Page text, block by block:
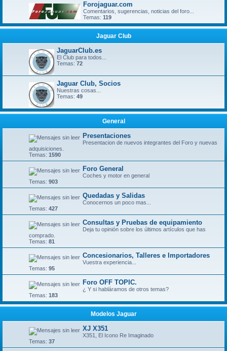
Forojaguar.com
Comentarios, sugerencias, noticias del foro...
Temas: 119
Jaguar Club
JaguarClub.es
El Club para todos...
Temas: 72
Jaguar Club, Socios
Nuestras cosas...
Temas: 49
General
Presentaciones
Presentacion de nuevos integrantes del Foro y nuevas
adquisiciones.
Temas: 1590
Foro General
Coches y motor en general
Temas: 903
Quedadas y Salidas
Conocernos un poco mas...
Temas: 427
Consultas y Pruebas de equipamiento
Deja tu opinión sobre los últimos artículos que has
comprado.
Temas: 81
Concesionarios, Talleres e Importadores
Vuestra experiencia...
Temas: 95
Foro OFF TOPIC.
¿ Y si habláramos de otros temas?
Temas: 183
Modelos Jaguar
XJ X351
X351, El Icono Re Imaginado
Temas: 37